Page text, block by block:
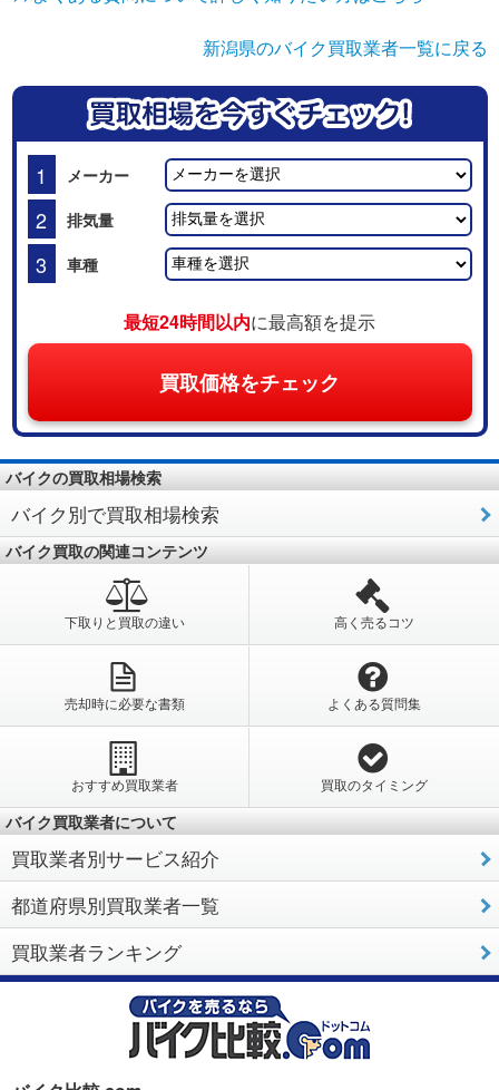
新潟県のバイク買取業者一覧に戻る
1 メーカー
2 排気量
3 車種
最短24時間以内に最高額を提示
買取価格をチェック
バイクの買取相場検索
バイク別で買取相場検索
バイク買取の関連コンテンツ
下取りと買取の違い 高く売るコツ
売却時に必要な書類 よくある質問集
おすすめ買取業者 買取のタイミング
バイク買取業者について
買取業者別サービス紹介
都道府県別買取業者一覧
買取業者ランキング